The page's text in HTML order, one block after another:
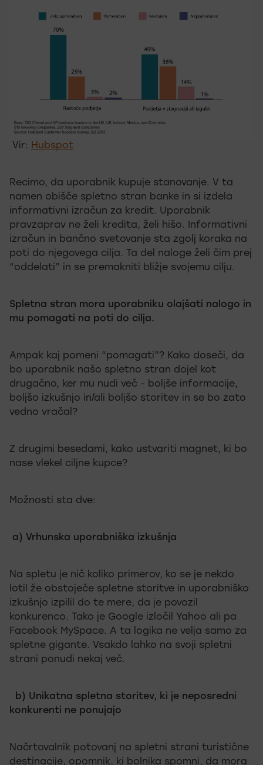
Vir: Hubspot
Recimo, da uporabnik kupuje stanovanje. V ta
namen obišče spletno stran banke in si izdela
informativni izračun za kredit. Uporabnik
pravzaprav ne želi kredita, želi hišo. Informativni
izračun in bančno svetovanje sta zgolj koraka na
poti do njegovega cilja. Ta del naloge želi čim prej
“oddelati” in se premakniti bližje svojemu cilju.
Spletna stran mora uporabniku olajšati nalogo in
mu pomagati na poti do cilja.
Ampak kaj pomeni “pomagati”? Kako doseči, da
bo uporabnik našo spletno stran dojel kot
drugačno, ker mu nudi več - boljše informacije,
boljšo izkušnjo in/ali boljšo storitev in se bo zato
vedno vračal?
Z drugimi besedami, kako ustvariti magnet, ki bo
nase vlekel ciljne kupce?
Možnosti sta dve:
a) Vrhunska uporabniška izkušnja
Na spletu je nič koliko primerov, ko se je nekdo
lotil že obstoječe spletne storitve in uporabniško
izkušnjo izpilil do te mere, da je povozil
konkurenco. Tako je Google izločil Yahoo ali pa
Facebook MySpace. A ta logika ne velja samo za
spletne gigante. Vsakdo lahko na svoji spletni
strani ponudi nekaj več.
b) Unikatna spletna storitev, ki je neposredni
konkurenti ne ponujajo
Načrtovalnik potovanj na spletni strani turistične
destinacije, opomnik, ki bolnika spomni, da mora